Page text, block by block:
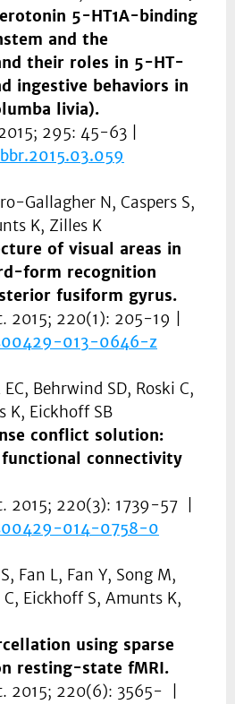
5-HT1A-binding
and the
their roles in 5-HT-
ingestive behaviors in
livia).
295: 45-63 |
Gallagher N, Caspers S,
K, Zilles K
of visual areas in
form recognition
fusiform gyrus.
2015; 220(1): 205-19 |
013-0646-z
Behrwind SD, Roski C,
K, Eickhoff SB
conflict solution:
connectivity
2015; 220(3): 1739-57 |
014-0758-0
Fan L, Fan Y, Song M,
C, Eickhoff S, Amunts K,
using sparse
resting-state fMRI.
2015; 220(6): 3565- |